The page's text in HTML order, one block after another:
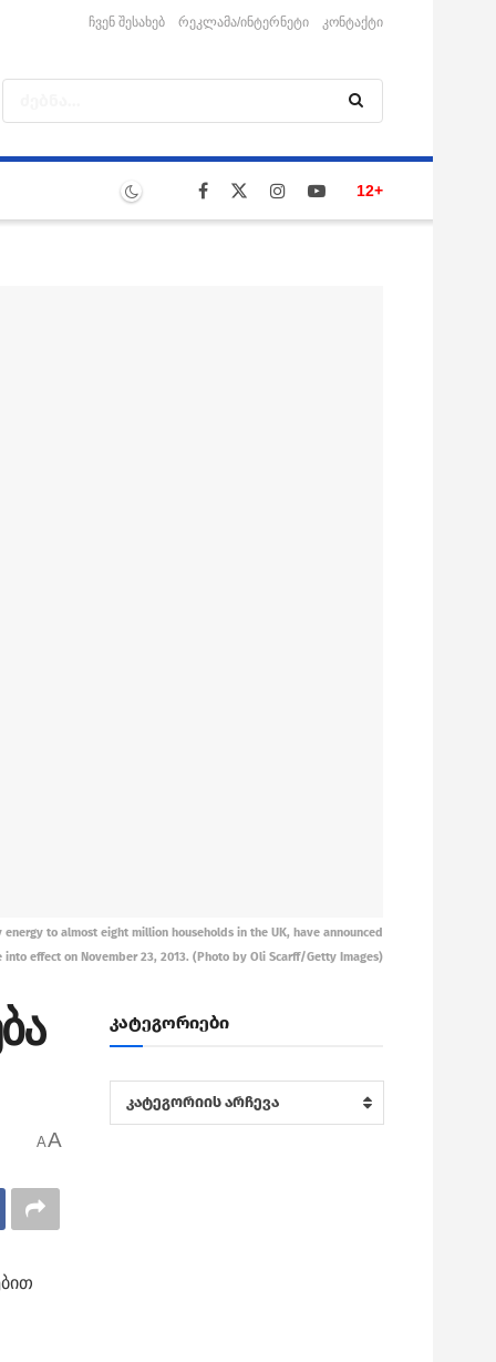
ჩვენ შესახებ რეკლამა/ინტერნეტი კონტაქტი
12+
energy to almost eight million households in the UK, have announced
effect on November 23, 2013. (Photo by Oli Scarff/Getty Images)
AA
კატეგორიები
კატეგორიები
კატეგორიის არჩევა